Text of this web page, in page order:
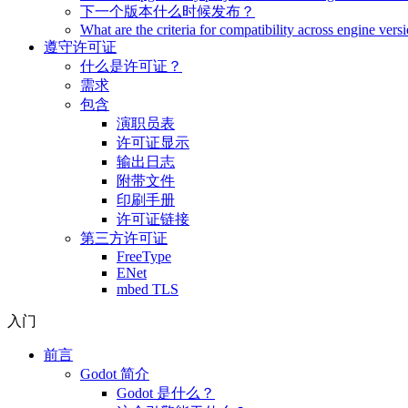
下一个版本什么时候发布？
What are the criteria for compatibility across engine
遵守许可证
什么是许可证？
需求
包含
演职员表
许可证显示
输出日志
附带文件
印刷手册
许可证链接
第三方许可证
FreeType
ENet
mbed TLS
入门
前言
Godot 简介
Godot 是什么？